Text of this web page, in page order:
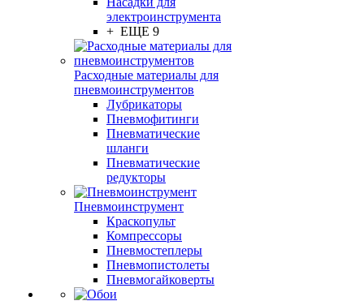
электроинструмента
+ ЕЩЕ 9
Расходные материалы для
пневмоинструментов
Лубрикаторы
Пневмофитинги
Пневматические
шланги
Пневматические
редукторы
Пневмоинструмент
Краскопульт
Компрессоры
Пневмостеплеры
Пневмопистолеты
Пневмогайковерты